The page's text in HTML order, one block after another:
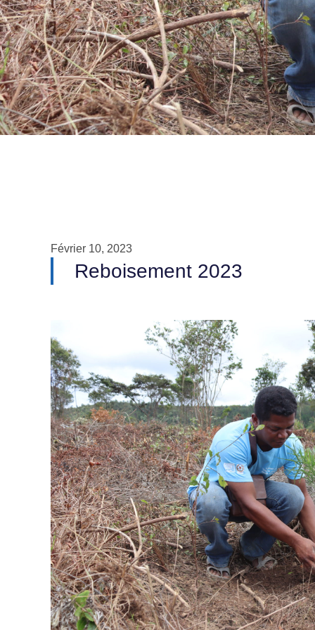
Février 10, 2023
Reboisement 2023